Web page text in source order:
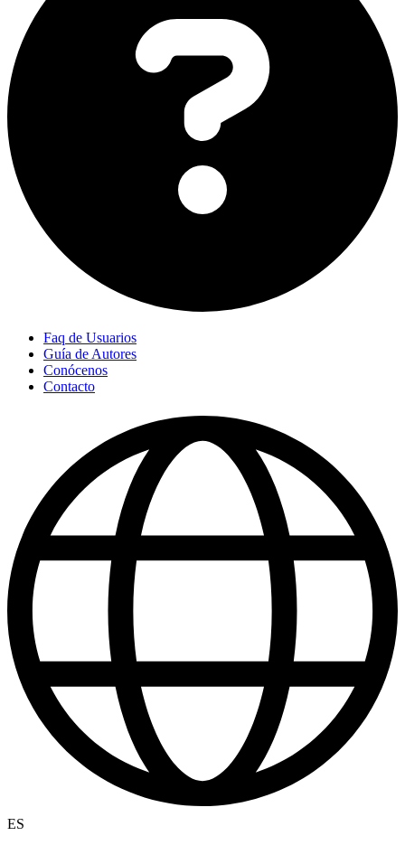
Faq de Usuarios
Guía de Autores
Conócenos
Contacto
ES